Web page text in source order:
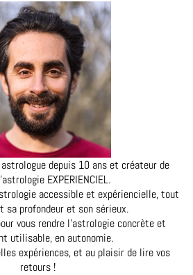
depuis 10 ans et créateur de
EXPERIENCIEL.
accessible et expériencielle, tout
sa profondeur et son sérieux.
vous rendre l'astrologie concrète et
utilisable, en autonomie.
expériences, et au plaisir de lire vos
retours !